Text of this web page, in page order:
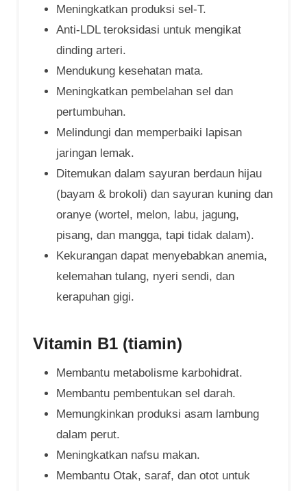
Meningkatkan produksi sel-T.
Anti-LDL teroksidasi untuk mengikat
dinding arteri.
Mendukung kesehatan mata.
Meningkatkan pembelahan sel dan
pertumbuhan.
Melindungi dan memperbaiki lapisan
jaringan lemak.
Ditemukan dalam sayuran berdaun hijau
(bayam & brokoli) dan sayuran kuning dan
oranye (wortel, melon, labu, jagung,
pisang, dan mangga, tapi tidak dalam).
Kekurangan dapat menyebabkan anemia,
kelemahan tulang, nyeri sendi, dan
kerapuhan gigi.
Vitamin B1 (tiamin)
Membantu metabolisme karbohidrat.
Membantu pembentukan sel darah.
Memungkinkan produksi asam lambung
dalam perut.
Meningkatkan nafsu makan.
Membantu Otak, saraf, dan otot untuk